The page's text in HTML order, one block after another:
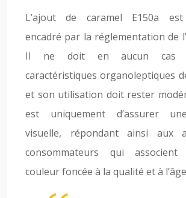
L’ajout de caramel E150a
encadré par la réglementation de
Il ne doit en aucun cas
caractéristiques organoleptiques
et son utilisation doit rester
est uniquement d’assurer
visuelle, répondant ainsi aux
consommateurs qui
couleur foncée à la qualité et à